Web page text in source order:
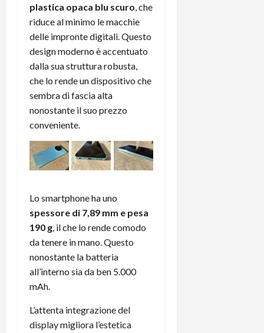
plastica opaca blu scuro , che
riduce al minimo le macchie
delle impronte digitali. Questo
design moderno è accentuato
dalla sua struttura robusta,
che lo rende un dispositivo che
sembra di fascia alta
nonostante il suo prezzo
conveniente.
Lo smartphone ha uno
spessore di 7,89 mm e pesa
190 g, il che lo rende comodo
da tenere in mano. Questo
nonostante la batteria
all’interno sia da ben 5.000
mAh.
L’attenta integrazione del
display migliora l’estetica